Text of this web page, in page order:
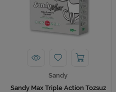
Sandy
Sandy Max Triple Action Tozsuz